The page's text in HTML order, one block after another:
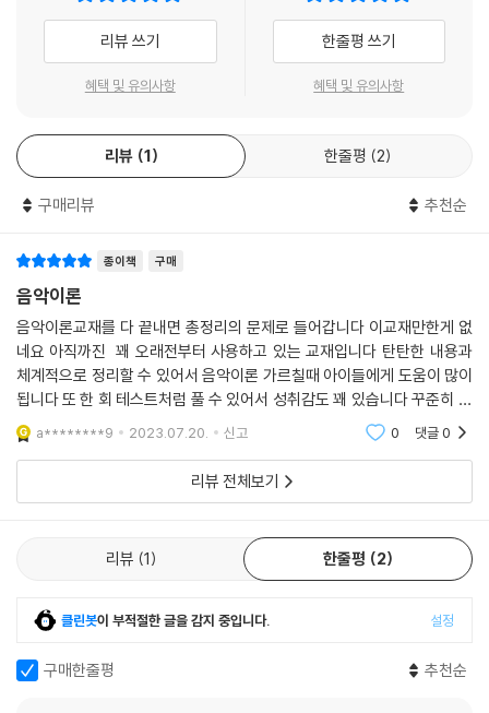
리뷰 쓰기
혜택 및 유의사항
한줄평 쓰기
혜택 및 유의사항
리뷰 1 한줄평 2
구매리뷰 추천순
종이책 구매
음악이론
음악이론교재를 다 끝내면 총정리의 문제로 들어갑니다 이교재만한게 없
네요 아직까진 꽤 오래전부터 사용하고 있는 교재입니다 탄탄한 내용과
체계적으로 정리할 수 있어서 음악이론 가르칠때 아이들에게 도움이 많이
됩니다 또 한 회 테스트처럼 풀 수 있어서 성취감도 꽤 있습니다 꾸준히 나
오는 이유는 그만큼 많은 사람들이 계속 쓴다는 이유겠죠 앞으로 저도 쭉
이용할 생각
a********9 2023.07.20. 신고 0 댓글0
리뷰 전체보기
리뷰 1 한줄평 2
클린봇이 부적절한 글을 감지 중입니다. 설정
구매한줄평 추천순